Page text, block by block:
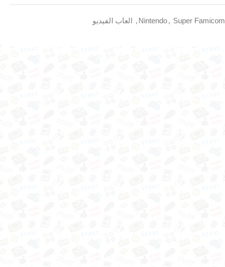
Nintendo, Super Famicom
, العاب الفيديو